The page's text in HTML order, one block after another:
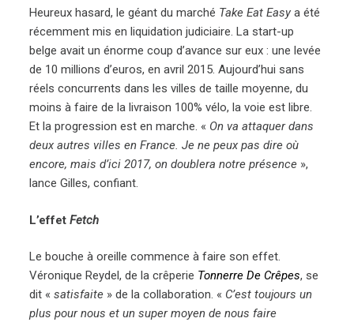
Heureux hasard, le géant du marché Take Eat Easya été
récemment mis en liquidation judiciaire. La start-up
belge avait un énorme coup d’avance sur eux : une levée
de 10 millions d’euros, en avril 2015. Aujourd’hui sans
réels concurrents dans les villes de taille moyenne, du
moins à faire de la livraison 100% vélo, la voie est libre.
Et la progression est en marche. « On va attaquer dans
deux autres villes en France. Je ne peux pas dire où
encore, mais d’ici 2017, on doublera notre présence »,
lance Gilles, confiant.
L’effetFetch
Le bouche à oreille commence à faire son effet.
Véronique Reydel, de la crêperie Tonnerre De Crêpes, se
dit «satisfaite » de la collaboration. « C’est toujours un
plus pour nous et un super moyen de nous faire